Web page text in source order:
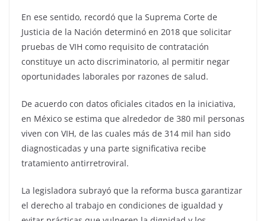
En ese sentido, recordó que la Suprema Corte de
Justicia de la Nación determinó en 2018 que solicitar
pruebas de VIH como requisito de contratación
constituye un acto discriminatorio, al permitir negar
oportunidades laborales por razones de salud.
De acuerdo con datos oficiales citados en la iniciativa,
en México se estima que alrededor de 380 mil personas
viven con VIH, de las cuales más de 314 mil han sido
diagnosticadas y una parte significativa recibe
tratamiento antirretroviral.
La legisladora subrayó que la reforma busca garantizar
el derecho al trabajo en condiciones de igualdad y